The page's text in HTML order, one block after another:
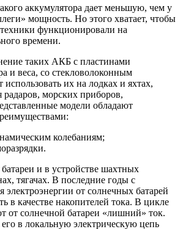
аккумулятора дает меньшую, чем у
мощность. Но этого хватает, чтобы
функционировали на
времени.
таких АКБ с пластинами
и веса, со стекловолоконным
использовать их на лодках и яхтах,
радаров, морских приборов,
модели обладают
колебаниям;
и в устройстве шахтных
тягачах. В последние годы с
электроэнергии от солнечных батарей
в качестве накопителей тока. В цикле
от солнечной батареи «лишний» ток.
в локальную электрическую цепь